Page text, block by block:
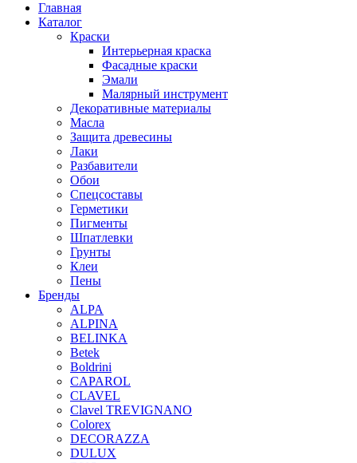
Главная
Каталог
Краски
Интерьерная краска
Фасадные краски
Эмали
Малярный инструмент
Декоративные материалы
Масла
Защита древесины
Лаки
Разбавители
Обои
Спецсоставы
Герметики
Пигменты
Шпатлевки
Грунты
Клеи
Пены
Бренды
ALPA
ALPINA
BELINKA
Betek
Boldrini
CAPAROL
CLAVEL
Clavel TREVIGNANO
Colorex
DECORAZZA
DULUX